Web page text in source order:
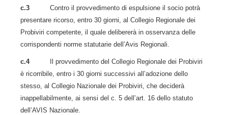
c.3 Contro il provvedimento di espulsione il socio potrà
presentare ricorso, entro 30 giorni, al Collegio Regionale dei
Probiviri competente, il quale delibererà in osservanza delle
corrispondenti norme statutarie dell’Avis Regionali.
c.4
Il provvedimento del Collegio Regionale dei Probiviri
è ricorribile, entro i 30 giorni successivi all’adozione dello
stesso, al Collegio Nazionale dei Probiviri, che deciderà
inappellabilmente, ai sensi del c. 5 dell’art. 16 dello statuto
dell’AVIS Nazionale.